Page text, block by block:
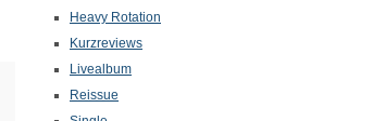
Heavy Rotation
Kurzreviews
Livealbum
Reissue